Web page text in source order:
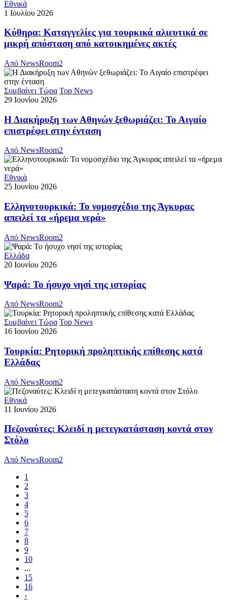
Εθνικά
1 Ιουλίου 2026
Κύθηρα: Καταγγελίες για τουρκικά αλιευτικά σε
μικρή απόσταση από κατοικημένες ακτές
Από NewsRoom2
Συμβαίνει Τώρα Top News
29 Ιουνίου 2026
Η Διακήρυξη των Αθηνών ξεθωριάζει: Το Αιγαίο
επιστρέφει στην ένταση
Από NewsRoom2
Εθνικά
25 Ιουνίου 2026
Ελληνοτουρκικά: Το νομοσχέδιο της Άγκυρας
απειλεί τα «ήρεμα νερά»
Από NewsRoom2
Ελλάδα
20 Ιουνίου 2026
Ψαρά: Το ήσυχο νησί της ιστορίας
Από NewsRoom2
Συμβαίνει Τώρα Top News
16 Ιουνίου 2026
Τουρκία: Ρητορική προληπτικής επίθεσης κατά
Ελλάδας
Από NewsRoom2
Εθνικά
11 Ιουνίου 2026
Πεζοναύτες: Κλειδί η μετεγκατάσταση κοντά στον
Στόλο
Από NewsRoom2
1
2
3
4
5
6
7
8
9
10
...
15
16
›